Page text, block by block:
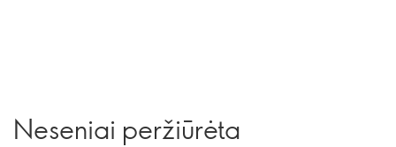
Neseniai peržiūrėta